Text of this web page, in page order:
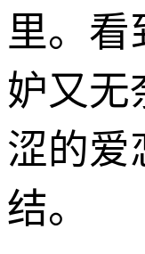
里。
妒又无
涩的爱
结。